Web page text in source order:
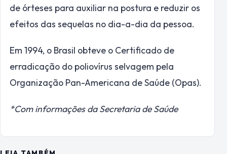
de órteses para auxiliar na postura e reduzir os
efeitos das sequelas no dia-a-dia da pessoa.
Em 1994, o Brasil obteve o Certificado de
erradicação do poliovírus selvagem pela
Organização Pan-Americana de Saúde (Opas).
*Com informações da Secretaria de Saúde